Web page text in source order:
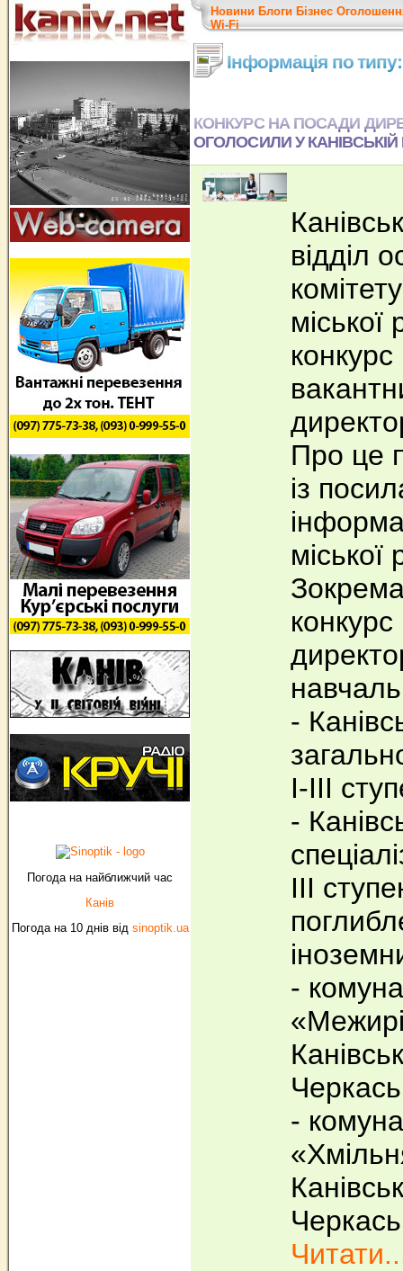
Погода на найближчий час
Канів
Погода на 10 днів від sinoptik.ua
Новини Блоги Бізнес
Wi-Fi
Інформація по
КОНКУРС НА ПОСАДИ
ОГОЛОСИЛИ У КАНІВСЬКІЙ
відділ
Про це
із
міської
-
І-ІІІ
-
ІІІ
-
-